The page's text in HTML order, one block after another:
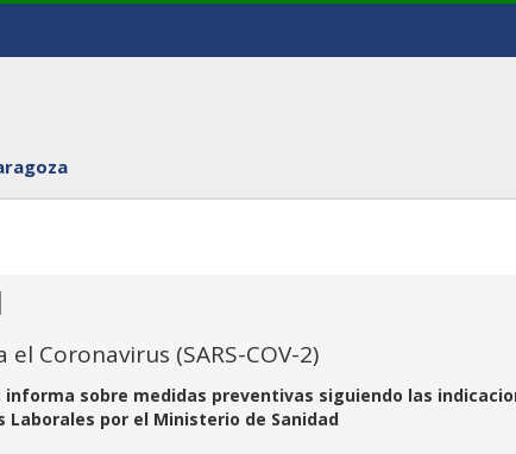
Coronavirus (SARS-COV-2)
informa sobre medidas preventivas siguiendo las
Laborales por el Ministerio de Sanidad